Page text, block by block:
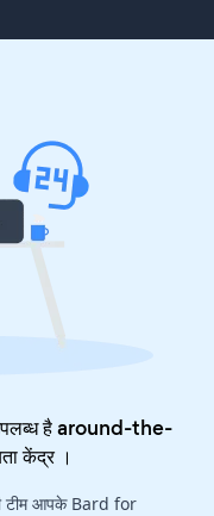
है around-the-
केंद्र।
टीम आपके Bard for